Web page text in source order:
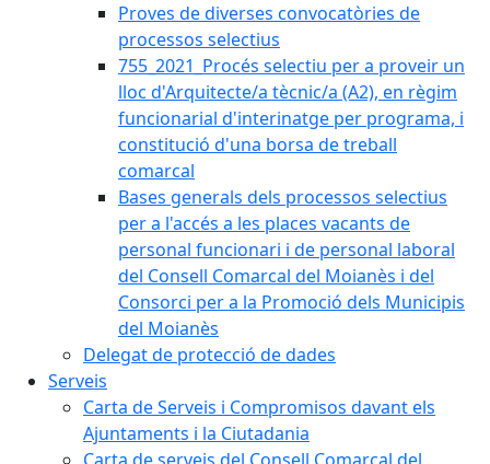
Proves de diverses convocatòries de
processos selectius
755_2021_Procés selectiu per a proveir un
lloc d'Arquitecte/a tècnic/a (A2), en règim
funcionarial d'interinatge per programa, i
constitució d'una borsa de treball
comarcal
Bases generals dels processos selectius
per a l'accés a les places vacants de
personal funcionari i de personal laboral
del Consell Comarcal del Moianès i del
Consorci per a la Promoció dels Municipis
del Moianès
Delegat de protecció de dades
Serveis
Carta de Serveis i Compromisos davant els
Ajuntaments i la Ciutadania